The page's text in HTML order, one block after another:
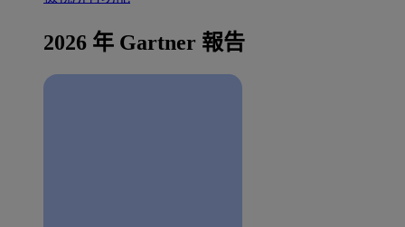
2026 年 Gartner 報告